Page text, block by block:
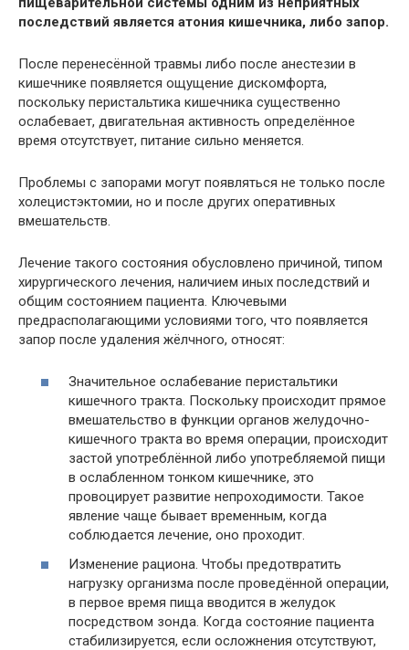
последствий является атония кишечника, либо запор.
После перенесённой травмы либо после анестезии в
кишечнике появляется ощущение дискомфорта,
поскольку перистальтика кишечника существенно
ослабевает, двигательная активность определённое
время отсутствует, питание сильно меняется.
Проблемы с запорами могут появляться не только после
холецистэктомии, но и после других оперативных
вмешательств.
Лечение такого состояния обусловлено причиной, типом
хирургического лечения, наличием иных последствий и
общим состоянием пациента. Ключевыми
предрасполагающими условиями того, что появляется
запор после удаления жёлчного, относят:
Значительное ослабевание перистальтики
кишечного тракта. Поскольку происходит прямое
вмешательство в функции органов желудочно-
кишечного тракта во время операции, происходит
застой употреблённой либо употребляемой пищи
в ослабленном тонком кишечнике, это
провоцирует развитие непроходимости. Такое
явление чаще бывает временным, когда
соблюдается лечение, оно проходит.
Изменение рациона. Чтобы предотвратить
нагрузку организма после проведённой операции,
в первое время пища вводится в желудок
посредством зонда. Когда состояние пациента
стабилизируется, если осложнения отсутствуют,